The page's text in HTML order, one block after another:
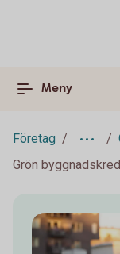
Meny
Företag
Grön